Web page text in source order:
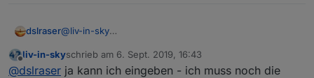
dslraser@liv-in-sky
Offline
liv-in-skyschrieb am 6. Sept. 2019, 16:43
zuletzt editiert von
@dslraser ja kann ich eingeben - ich muss noch die